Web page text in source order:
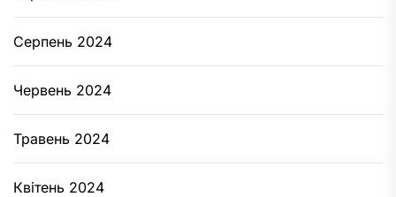
Серпень 2024
Червень 2024
Травень 2024
Квітень 2024